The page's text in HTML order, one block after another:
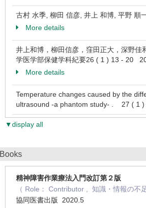
古村 水季, 柳田 信彦, 井上 和博, 平野
More details
井上和博，柳田信彦，窪田正大，深野
学医学部保健学科紀要26 ( 1 ) 13 - 20
More details
Temperature changes caused by the
ultrasound -a phantom study- . 27 ( 1
▼display all
Books
精神障害作業療法入門改訂第２版
（ Role： Contributor , 知識・情報の不
協同医書出版 2020.5